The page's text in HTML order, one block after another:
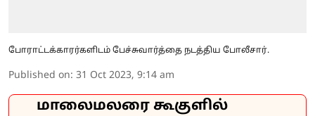
போராட்டக்காரர்களிடம் பேச்சுவார்த்தை நடத்திய போலீசார்.
Published on: 31 Oct 2023, 9:14 am
மாலைமலரை கூகுளில்